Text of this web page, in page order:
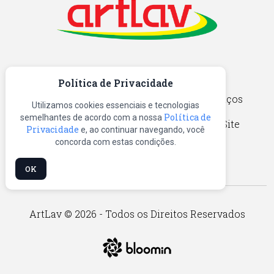
Home Quem Somos Produtos
Serviços
Catálogos
Blog Contato Mapa do Site
ArtLav © 2026 - Todos os Direitos Reservados
Política de Privacidade
Utilizamos cookies essenciais e tecnologias
semelhantes de acordo com a nossa Política de
Privacidade e, ao continuar navegando, você
concorda com estas condições.
OK